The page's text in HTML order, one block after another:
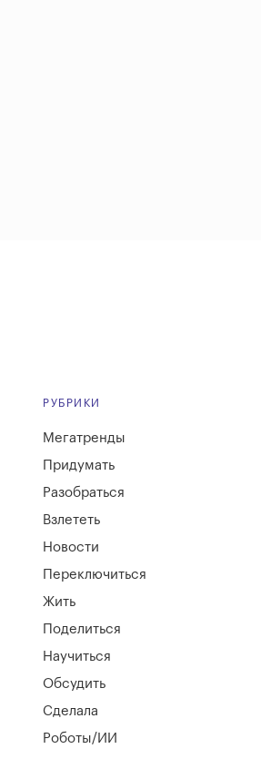
РУБРИКИ
Мегатренды
Придумать
Разобраться
Взлететь
Новости
Переключиться
Жить
Поделиться
Научиться
Обсудить
Сделала
Роботы/ИИ